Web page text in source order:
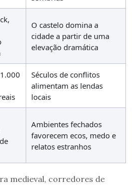
O castelo domina a
cidade a partir de uma
elevação dramática
Séculos de conflitos
alimentam as lendas
locais
Ambientes fechados
favorecem ecos, medo e
relatos estranhos
medieval, corredores de